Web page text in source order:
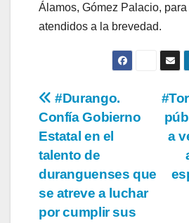
Álamos, Gómez Palacio,
atendidos a la brevedad.
Navegación
de
entradas
a
#Durango.
Confía Gobierno
Estatal en el
talento de
duranguenses que
se atreve a luchar
por cumplir sus